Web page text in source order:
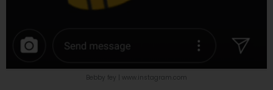
Bebby fey | www.instagram.com